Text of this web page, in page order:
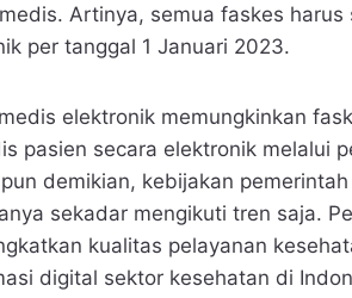
Artinya, semua faskes harus
per tanggal 1 Januari 2023.
elektronik memungkinkan
pasien secara elektronik melalui
demikian, kebijakan
sekadar mengikuti tren saja.
kualitas pelayanan
digital sektor kesehatan di